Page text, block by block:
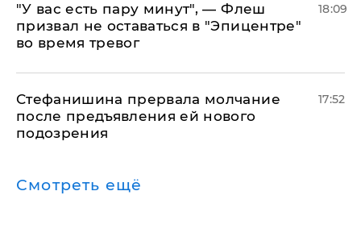
​"У вас есть пару минут", — Флеш
призвал не оставаться в "Эпицентре"
во время тревог
18:09
Стефанишина прервала молчание
после предъявления ей нового
подозрения
17:52
Смотреть ещё